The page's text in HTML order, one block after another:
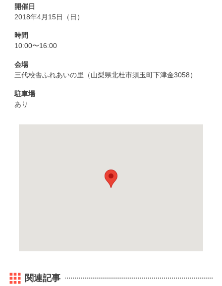
開催日
2018年4月15日（日）
時間
10:00〜16:00
会場
三代校舎ふれあいの里（山梨県北杜市須玉町下津金3058）
駐車場
あり
関連記事